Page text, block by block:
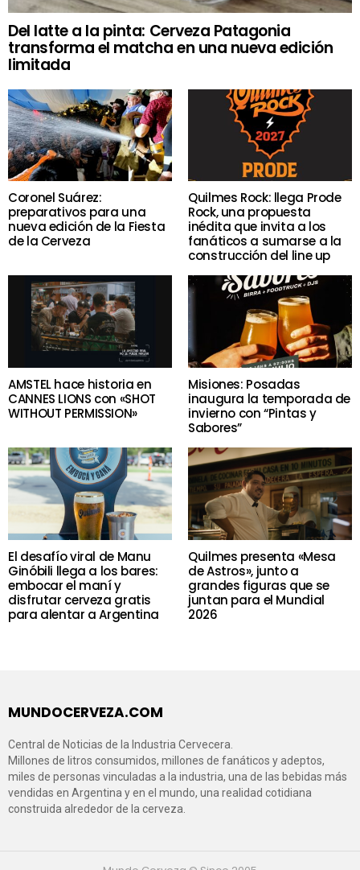
Del latte a la pinta: Cerveza Patagonia
transforma el matcha en una nueva edición
limitada
Coronel Suárez:
preparativos para una
nueva edición de la Fiesta
de la Cerveza
Quilmes Rock: llega Prode
Rock, una propuesta
inédita que invita a los
fanáticos a sumarse a la
construcción del line up
AMSTEL hace historia en
CANNES LIONS con «SHOT
WITHOUT PERMISSION»
Misiones: Posadas
inaugura la temporada de
invierno con “Pintas y
Sabores”
El desafío viral de Manu
Ginóbili llega a los bares:
embocar el maní y
disfrutar cerveza gratis
para alentar a Argentina
Quilmes presenta «Mesa
de Astros», junto a
grandes figuras que se
juntan para el Mundial
2026
MUNDOCERVEZA.COM
Central de Noticias de la Industria Cervecera.
Millones de litros consumidos, millones de fanáticos y adeptos,
miles de personas vinculadas a la industria, una de las bebidas más
vendidas en Argentina y en el mundo, una realidad cotidiana
construida alrededor de la cerveza.